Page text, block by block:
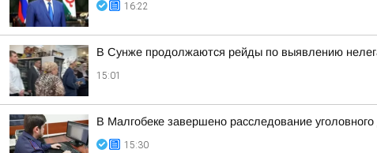
16:22
В Сунже продолжаются рейды по выявлению
15:01
В Малгобеке завершено расследование
15:30